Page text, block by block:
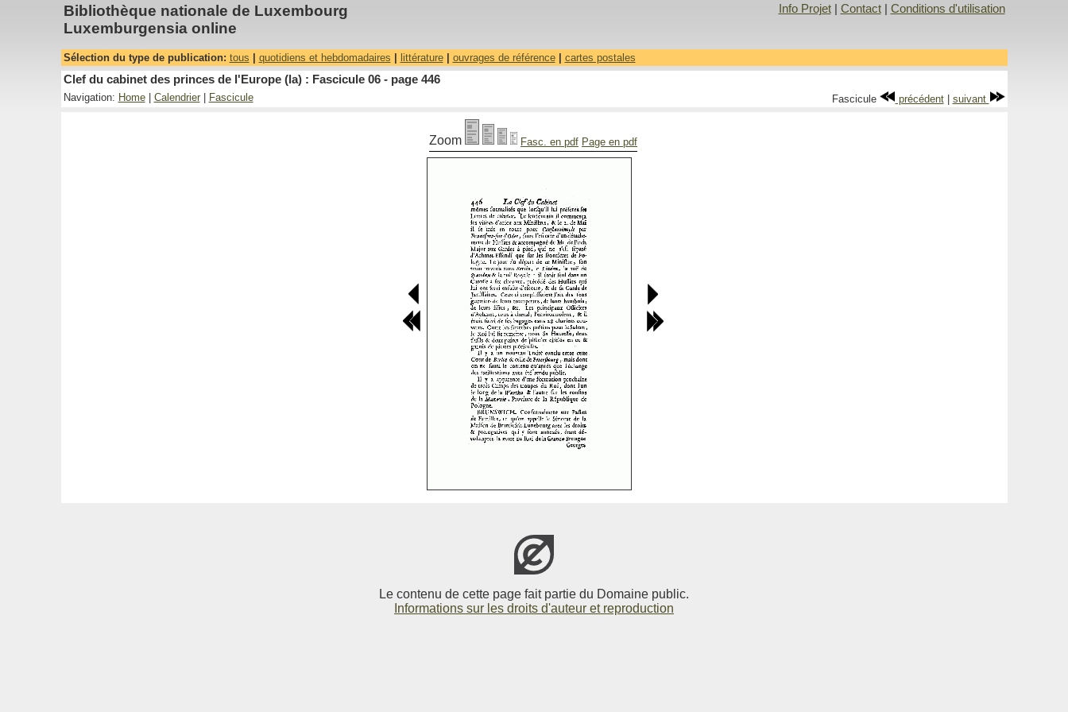
Bibliothèque nationale de Luxembourg
Luxemburgensia online
Info Projet| Contact| Conditions d'utilisation
Sélection du type de publication: tous quotidiens et hebdomadaires littérature| ouvrages de référence| cartes postales
Clef du cabinet des princes de l'Europe (la) : Fascicule 06 - page 446
Navigation: Home| Calendrier| Fascicule Fascicule précédent| suivant
Zoom Fasc. en pdf Page en pdf
Le contenu de cette page fait partie du Domaine public.
Informations sur les droits d'auteur et reproduction